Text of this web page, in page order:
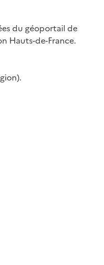
du géoportail de
Hauts-de-France.